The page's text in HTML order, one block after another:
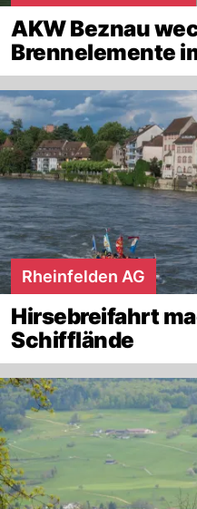
AKW Beznau
Brennelemente
Rheinfelden AG
Hirsebreifahrt
Schifflände